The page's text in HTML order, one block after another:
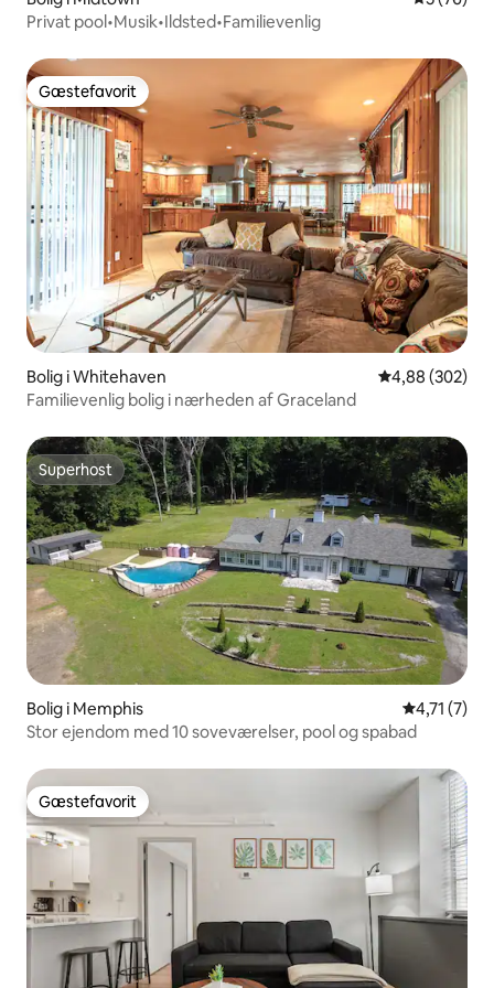
Privat pool•Musik•Ildsted•Familievenlig
Gæstefavorit
Gæstefavorit
Bolig i Whitehaven 4,88 ud af 5 i
4,88 (302)
Familievenlig bolig i nærheden af Graceland
Superhost
Superhost
Bolig i Memphis 4,71 ud af
4,71 (7)
Stor ejendom med 10 soveværelser, pool og spabad
Gæstefavorit
Gæstefavorit